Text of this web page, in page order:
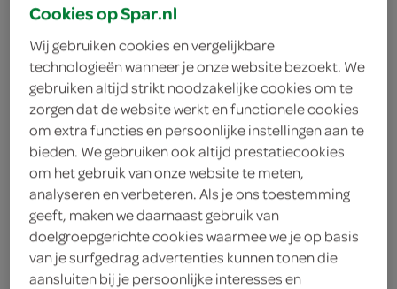
M&M'S Melkchocolade
M&M'S
Cookies op Spar.nl
Wij gebruiken cookies en vergelijkbare
technologieën wanneer je onze website bezoekt. We
gebruiken altijd strikt noodzakelijke cookies om te
zorgen dat de website werkt en functionele cookies
om extra functies en persoonlijke instellingen aan te
bieden. We gebruiken ook altijd prestatiecookies
om het gebruik van onze website te meten,
analyseren en verbeteren. Als je ons toestemming
geeft, maken we daarnaast gebruik van
doelgroepgerichte cookies waarmee we je op basis
van je surfgedrag advertenties kunnen tonen die
aansluiten bij je persoonlijke interesses en